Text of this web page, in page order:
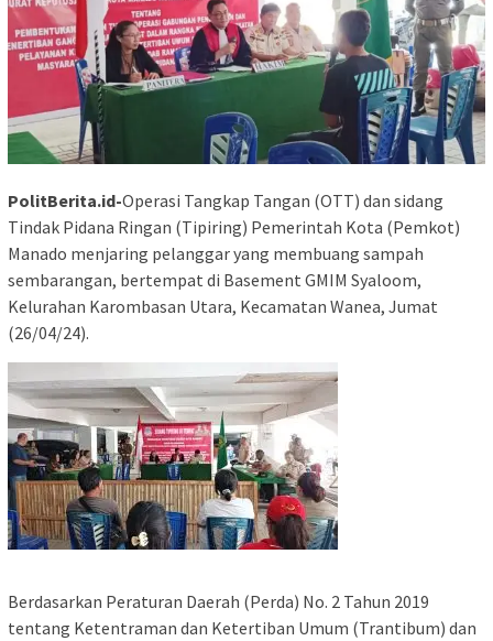
PolitBerita.id-Operasi Tangkap Tangan (OTT) dan sidang
Tindak Pidana Ringan (Tipiring) Pemerintah Kota (Pemkot)
Manado menjaring pelanggar yang membuang sampah
sembarangan, bertempat di Basement GMIM Syaloom,
Kelurahan Karombasan Utara, Kecamatan Wanea, Jumat
(26/04/24).
Berdasarkan Peraturan Daerah (Perda) No. 2 Tahun 2019
tentang Ketentraman dan Ketertiban Umum (Trantibum) dan